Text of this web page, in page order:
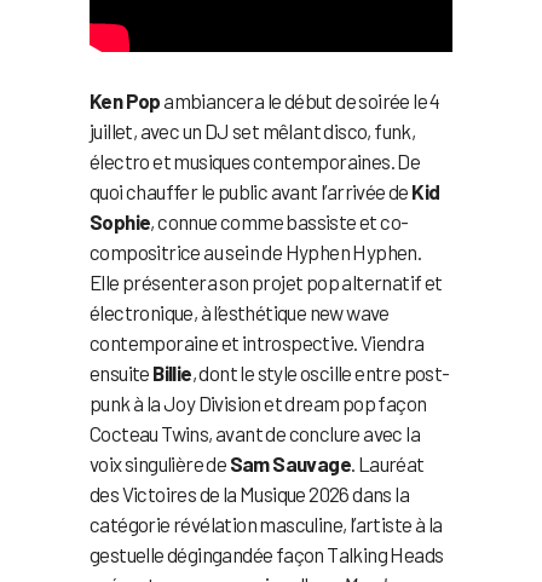
Ken Popambiancera le début de soirée le 4
juillet, avec un DJ set mêlant disco, funk,
électro et musiques contemporaines. De
quoi chauffer le public avant l’arrivée de Kid
Sophie, connue comme bassiste et co-
compositrice au sein de Hyphen Hyphen.
Elle présentera son projet pop alternatif et
électronique, à l’esthétique new wave
contemporaine et introspective. Viendra
ensuite Billie, dont le style oscille entre post-
punk à la Joy Division et dream pop façon
Cocteau Twins, avant de conclure avec la
voix singulière de Sam Sauvage . Lauréat
des Victoires de la Musique 2026 dans la
catégorie révélation masculine, l’artiste à la
gestuelle dégingandée façon Talking Heads